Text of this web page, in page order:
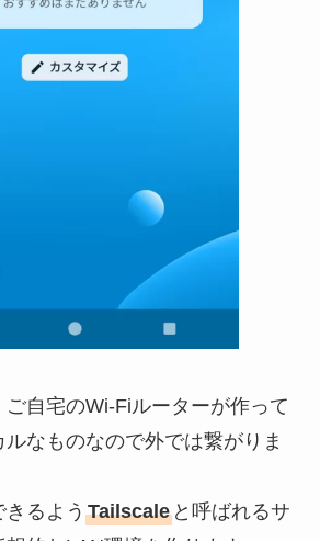
ご自宅のWi-Fiルーターが作って
ルなものなので外では繋がりま
るよう Tailscaleと呼ばれるサ